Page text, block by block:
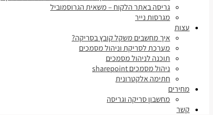
גריסה באתר הלקוח – משאית הגרוסמוביל
מגרסות נייר
עצות
איך מחשבים משקל קובץ בסריקה?
מערכת לסריקת וניהול מסמכים
תוכנה לניהול מסמכים
ניהול מסמכים sharepoint
חתימה אלקטרונית
מחירים
מחשבון סריקה וגריסה
קשר